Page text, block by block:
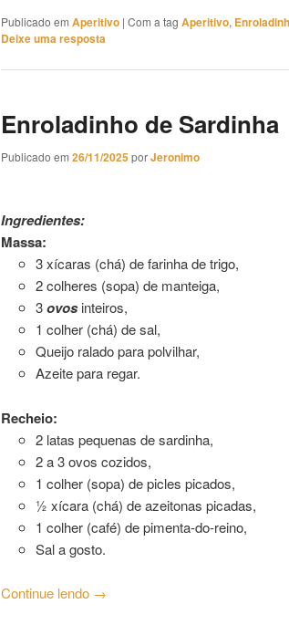
Publicado em Aperitivo | Com a tag Aperitivo,
Deixe uma resposta
Enroladinho de Sardinha
Publicado em 26/11/2025porJeronimo
Ingredientes:
Massa:
3 xícaras (chá) de farinha de trigo,
2 colheres (sopa) de manteiga,
3ovosinteiros,
1 colher (chá) de sal,
Queijo ralado para polvilhar,
Azeite para regar.
Recheio:
2 latas pequenas de sardinha,
2 a 3 ovos cozidos,
1 colher (sopa) de picles picados,
½ xícara (chá) de azeitonas picadas,
1 colher (café) de pimenta-do-reino,
Sal a gosto.
Continue lendo →